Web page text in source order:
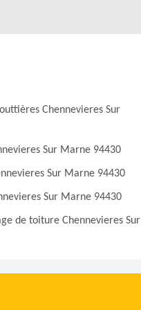
Chennevieres Sur
Sur Marne 94430
Sur Marne 94430
Sur Marne 94430
de toiture Chennevieres Sur